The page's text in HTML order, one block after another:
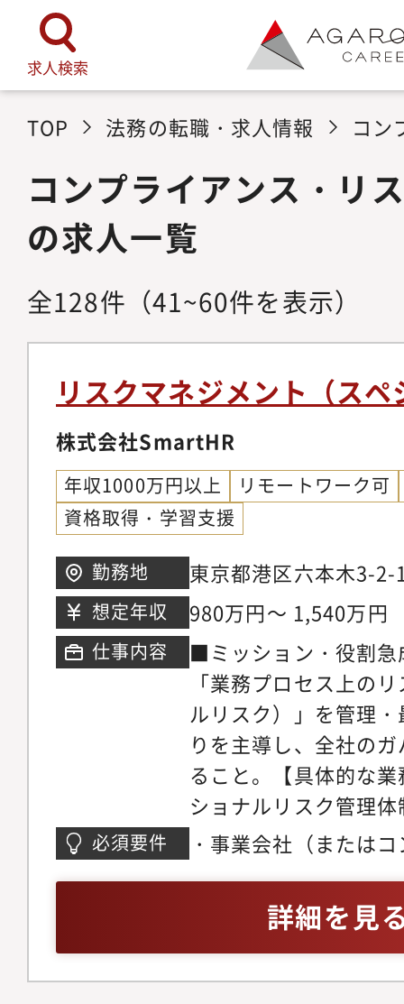
求人検索
TOP 法務の転職・求人情報 コン
コンプライアンス・リ
の求人一覧
全128件 （41~60件を表示）
リスクマネジメント（ス
株式会社SmartHR
年収1000万円以上
リモートワーク可
資格取得・学習支援
勤務地
東京都港区六本木3-
ランドタワー
想定年収 980万円～ 1,540万円
仕事内容
■ミッション・役割急
「業務プロセス上の
ルリスク）」を管理
りを主導し、全社の
ること。【具体的な
ショナルリスク管理
進 全社・各事業部
入・運用） 構築し
内部統制評価のRCM
トリクス）へ反映・
ンシデント情報を基
必須要件
・事業会社（または
／業務プロセス改革
経験（目安：3年以
詳細を見